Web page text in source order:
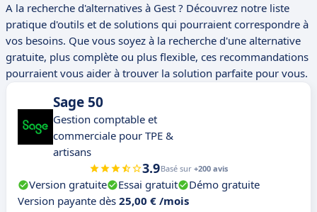
A la recherche d'alternatives à Gest ? Découvrez notre liste
pratique d'outils et de solutions qui pourraient correspondre à
vos besoins. Que vous soyez à la recherche d'une alternative
gratuite, plus complète ou plus flexible, ces recommandations
pourraient vous aider à trouver la solution parfaite pour vous.
Sage 50
Gestion comptable et
commerciale pour TPE &
artisans
3.9Basé sur +200 avis
Version gratuite Essai gratuit
Démo gratuite
Version payante dès 25,00 € /mois